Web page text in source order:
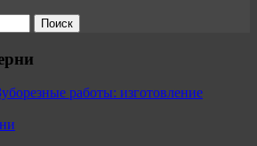
работы: изготовление